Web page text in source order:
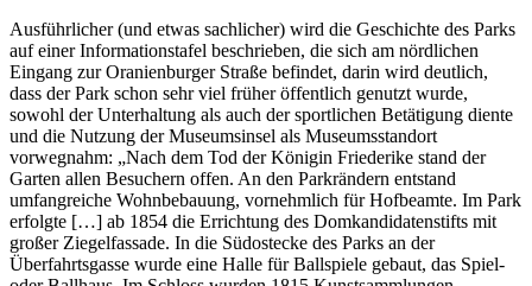
Ausführlicher (und etwas sachlicher) wird die Geschichte des Parks
auf einer Informationstafel beschrieben, die sich am nördlichen
Eingang zur Oranienburger Straße befindet, darin wird deutlich,
dass der Park schon sehr viel früher öffentlich genutzt wurde,
sowohl der Unterhaltung als auch der sportlichen Betätigung diente
und die Nutzung der Museumsinsel als Museumsstandort
vorwegnahm: „Nach dem Tod der Königin Friederike stand der
Garten allen Besuchern offen. An den Parkrändern entstand
umfangreiche Wohnbebauung, vornehmlich für Hofbeamte. Im Park
erfolgte […] ab 1854 die Errichtung des Domkandidatenstifts mit
großer Ziegelfassade. In die Südostecke des Parks an der
Überfahrtsgasse wurde eine Halle für Ballspiele gebaut, das Spiel-